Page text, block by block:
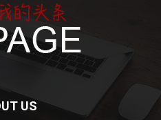
US